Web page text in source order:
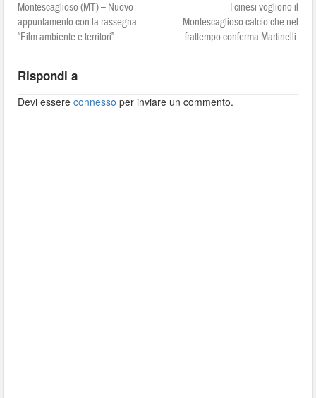
Montescaglioso (MT) – Nuovo
appuntamento con la rassegna
“Film ambiente e territori”
I cinesi vogliono il
Montescaglioso calcio che nel
frattempo conferma Martinelli.
Rispondi a
Devi essereconnesso per inviare un commento.